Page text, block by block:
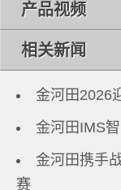
产品视频
相关新闻
金河田2026
金河田IMS
金河田携手
赛